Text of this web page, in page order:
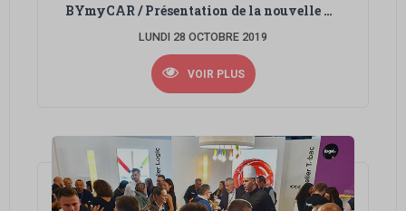
BYmyCAR / Présentation de la nouvelle MINI Electric
LUNDI 28 OCTOBRE 2019
VOIR PLUS